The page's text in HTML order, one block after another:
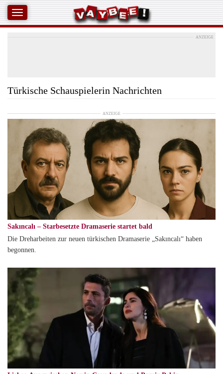
ANZEIGE
Türkische Schauspielerin Nachrichten
ANZEIGE
Sakıncalı – Starbesetzte Dramaserie startet bald
Die Dreharbeiten zur neuen türkischen Dramaserie „Sakıncalı“ haben
begonnen.